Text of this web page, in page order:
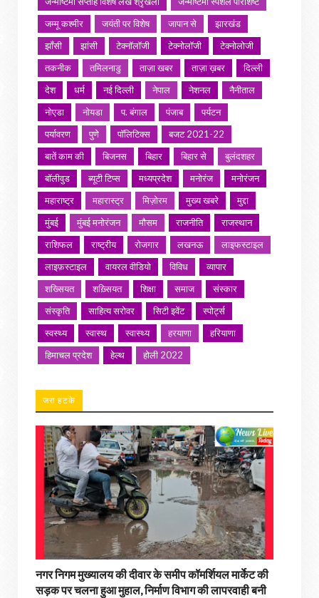
जम्मू कश्मीर
जयंती पर विशेष जापान से
झारखंड
झाँसी
झांसी टेक्नॉलॉजी टेक्नोलॉजी
टेक्नोलोजी
तकनीक
तमिलनाडु ताज़ा खबर ताज़ा ख़बर
दिल्ली
देश
धर्म नई दिल्ली नेपाल नेशनल
नैनीताल
नोएडा
नोयडा प. बंगाल पंजाब
पर्यटन
पर्यावरण
पुणे पॉलिटिक्स
बजट 2021-22
बातें काम की
बिजनस बिहार बिहार से
बुलंदशहर
बॉलीवुड
ब्यूटी टिप्स मध्यप्रदेश मनोरंज
मनोरंजन
महाराष्ट्र
महारास्ट्र मिज़ोरम मुख्य खबरे
मुद्दा
मुंबई
मुंबई मनोरंजन मौसम राजनीति
राजस्थान
राशिफल
राष्ट्रीय रोजगार लखनऊ
लाइफस्टाइल
लाइफ़स्टाइल
वायरल वीडियो विविध
व्यापार
शख्सियत
शख़्सियत शिक्षा समाज
संस्कार
संस्कृति
साहित्य सरोवर सिटी इवेंट
स्पोर्ट्स
स्वस्थ्य
स्वास्थ स्वास्थ्य हरयाणा
हरियाणा
हिमाचल प्रदेश
हेल्थ होली 2022
जरा हटके
नगर निगम मुख्यालय की दीवार के समीप कॉमर्शियल मार्केट की
सड़क पर चलना हुआ मुहाल, निर्माण विभाग की लापरवाही बनी